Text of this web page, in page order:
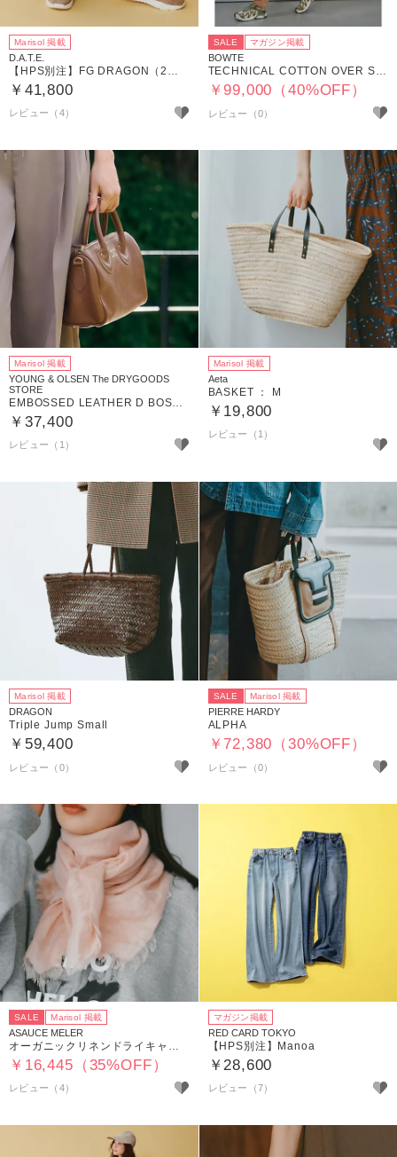
Marisol 掲載
D.A.T.E.
【HPS別注】FG DRAGON（2色紐セット）
￥41,800
レビュー（4）
SALE マガジン掲載
BOWTE
TECHNICAL COTTON OVER SIZING UNLINED TRENCH COAT
￥99,000（40%OFF）
Marisol 掲載
YOUNG & OLSEN The DRYGOODS
STORE
EMBOSSED LEATHER D BOSTON S
￥37,400
レビュー（1）
Marisol 掲載
Aeta
BASKET ： M
￥19,800
レビュー（1）
Marisol 掲載
DRAGON
Triple Jump Small
￥59,400
SALE Marisol 掲載
PIERRE HARDY
ALPHA
￥72,380（30%OFF）
SALE Marisol 掲載
ASAUCE MELER
オーガニックリネンドライキャンバススクエア
￥16,445（35%OFF）
レビュー（4）
マガジン掲載
RED CARD TOKYO
【HPS別注】Manoa
￥28,600
レビュー（7）